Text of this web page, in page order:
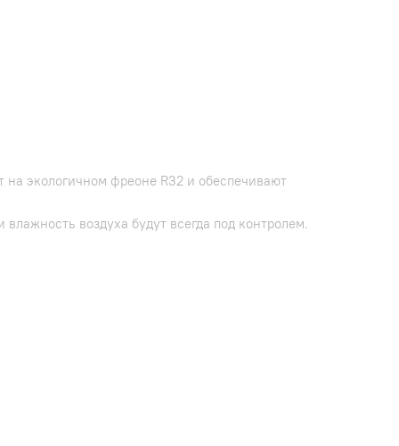
экологичном фреоне R32 и обеспечивают
воздуха будут всегда под контролем.